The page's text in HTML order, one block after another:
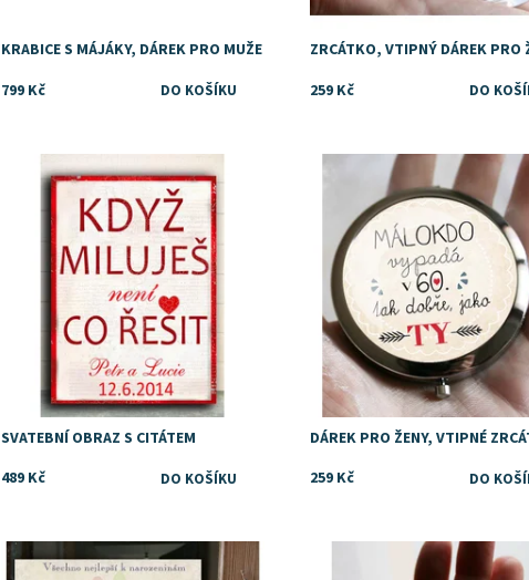
KRABICE S MÁJÁKY, DÁREK PRO MUŽE
799 Kč
ZRCÁTKO, VTIPNÝ DÁREK PRO
259 Kč
Dostupnost:
Skladem
Značka:
DejDar
SVATEBNÍ OBRAZ S CITÁTEM
489 Kč
Dostupnost: Skladem
DÁREK PRO ŽENY, VTIPNÉ
259 Kč
Dostupnost:
Skladem
Značka:
DejDar
Dostupnost: Skladem